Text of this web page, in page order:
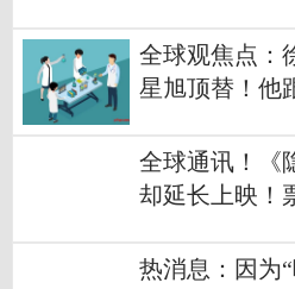
全球观焦点：
星旭顶替！他
全球通讯！《
却延长上映！
热消息：因为